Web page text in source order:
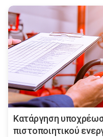
Κατάργηση
πιστοποιητικού